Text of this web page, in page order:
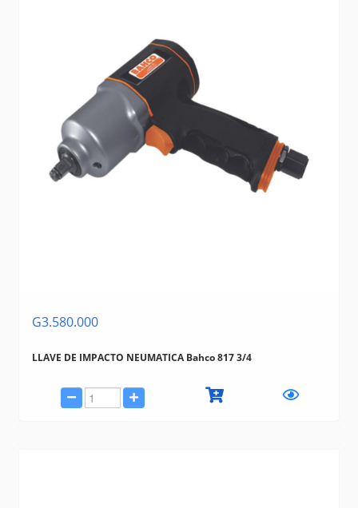
G3.580.000
LLAVE DE IMPACTO NEUMATICA Bahco 817 3/4